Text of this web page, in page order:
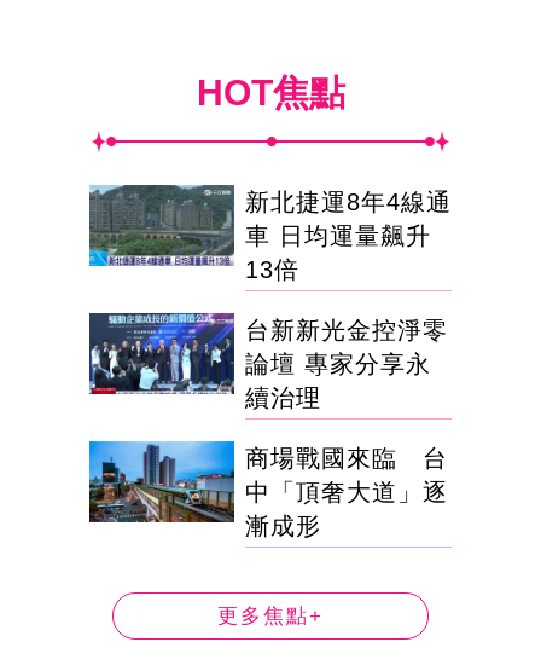
HOT焦點
新北捷運8年4線通
車 日均運量飆升
13倍
台新新光金控淨零
論壇 專家分享永
續治理
商場戰國來臨 台
中「頂奢大道」逐
漸成形
更多焦點+